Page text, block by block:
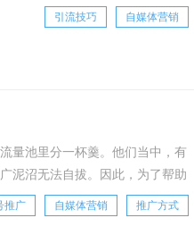
哥给大家简单说几个精准引流的渠
流还有效果吗？当然！贴吧都有各
引流技巧 自媒体营销
量池里分一杯羹。他们当中，有
泥沼无法自拔。因此，为了帮助
看。一、搜索优
推广 自媒体营销 推广方式